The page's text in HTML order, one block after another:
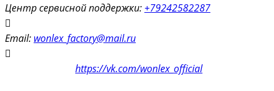
Центр сервисной поддержки: +79242582287
Email: wonlex_factory@mail.ru
https://vk.com/wonlex_official